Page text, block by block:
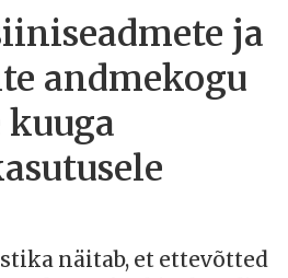
ja
andmekogu
kuuga
näitab, et ettevõtted